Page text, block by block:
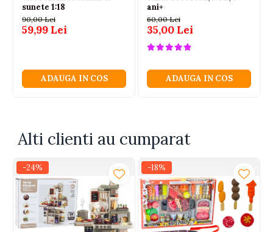
Ambalaj
Certificari: CE, EN71
Atentionare: Nerecomandat copiilor sub 3 ani
sunete 1:18
90,00 Lei
59,99 Lei
ADAUGA IN COS
ani+
60,00 Lei
35,00 Lei
ADAUGA IN COS
Alti clienti au cumparat
-24% -18%